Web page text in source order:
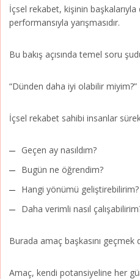
İçsel rekabet, kişinin
performansıyla yarışmasıdır.
Bu bakış açısında temel soru
“Dünden daha iyi olabilir miyim?”
İçsel rekabet sahibi insanlar
Geçen ay nasıldım?
Bugün ne öğrendim?
Hangi yönümü geliştirebilirim?
Daha verimli nasıl
Burada amaç başkasını geçmek
Amaç, kendi potansiyeline her